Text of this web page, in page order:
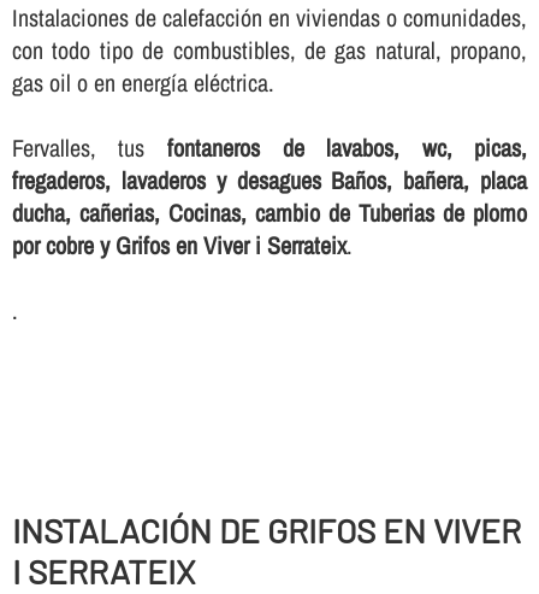
Instalaciones de calefacción en viviendas o comunidades,
con todo tipo de combustibles, de gas natural, propano,
gas oil o en energí­a eléctrica.
Fervalles, tus fontaneros de lavabos, wc, picas,
fregaderos, lavaderos y desagues Baños, bañera, placa
ducha, cañerias, Cocinas, cambio de Tuberias de plomo
por cobre y Grifos en Viver i Serrateix.
.
INSTALACIÓN DE GRIFOS EN VIVER
I SERRATEIX